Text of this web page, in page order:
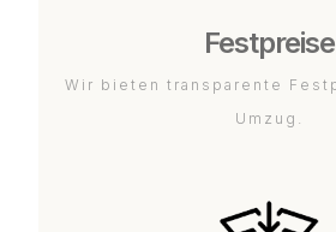
Festpreise
Wir bieten transparente
Umzug.